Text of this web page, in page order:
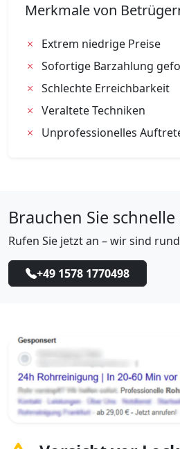
Merkmale von
Extrem niedrige Preise
Sofortige Barzahlung
Schlechte Erreichbarkeit
Veraltete Techniken
Unprofessionelles
Brauchen Sie schnelle
Rufen Sie jetzt an – wir sind
+49 1578 1770498